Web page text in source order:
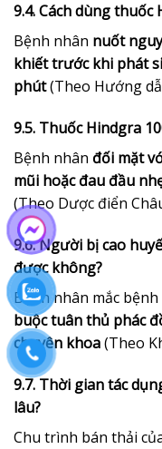
9.4. Cách dùng
Bệnh nhân nuốt
khiết trước khi phát
phút(Theo Hướng
9.5. Thuốc Hindgra
Bệnh nhân đối mặt
mũi hoặc đau đầu
(Theo Dược điển
9.6. Người bị cao
được không?
Bệnh nhân mắc
buộc tuân thủ phác
chuyên khoa(Theo
9.7. Thời gian tác
lâu?
Chu trình bán thải